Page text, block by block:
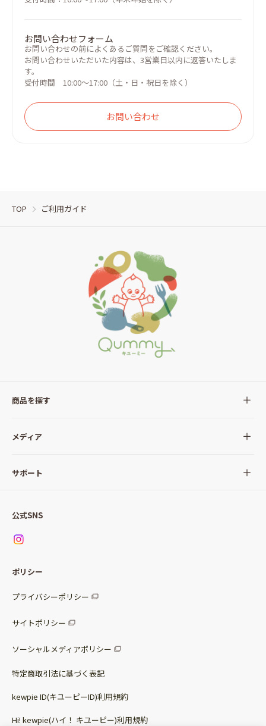
お問い合わせフォーム
お問い合わせの前によくあるご質問をご確認ください。
お問い合わせいただいた内容は、3営業日以内に返答いたしま
す。
受付時間 10:00～17:00（土・日・祝日を除く）
お問い合わせ
TOP ご利用ガイド
商品を探す
全ての商品
サラダ
パッケージサラダ
惣菜サラダ
調味料
ベビー・幼児食
その他（カレーなど）
メディア
Qummy(キユーミー)について
サポート
お問い合わせ
公式SNS
ポリシー
プライバシーポリシー
サイトポリシー
ソーシャルメディアポリシー
特定商取引法に基づく表記
kewpie ID(キユーピーID)利用規約
Hi! kewpie(ハイ！ キユーピー)利用規約